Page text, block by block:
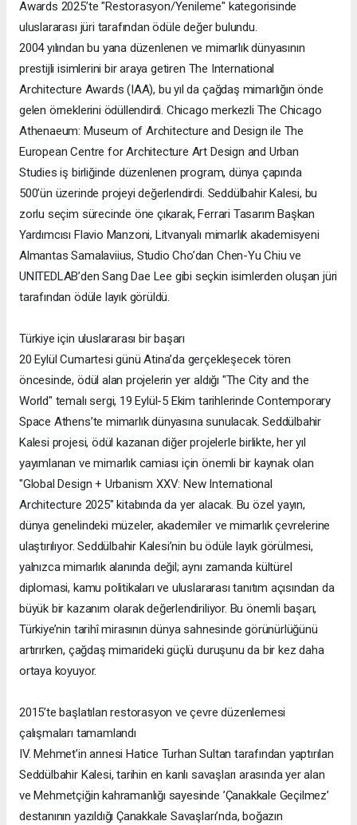
Awards 2025’te "Restorasyon/Yenileme" kategorisinde
uluslararası jüri tarafından ödüle değer bulundu.
2004 yılından bu yana düzenlenen ve mimarlık dünyasının
prestijli isimlerini bir araya getiren The International
Architecture Awards (IAA), bu yıl da çağdaş mimarlığın önde
gelen örneklerini ödüllendirdi. Chicago merkezli The Chicago
Athenaeum: Museum of Architecture and Design ile The
European Centre for Architecture Art Design and Urban
Studies iş birliğinde düzenlenen program, dünya çapında
500’ün üzerinde projeyi değerlendirdi. Seddülbahir Kalesi, bu
zorlu seçim sürecinde öne çıkarak, Ferrari Tasarım Başkan
Yardımcısı Flavio Manzoni, Litvanyalı mimarlık akademisyeni
Almantas Samalaviius, Studio Cho’dan Chen-Yu Chiu ve
UNITEDLAB’den Sang Dae Lee gibi seçkin isimlerden oluşan jüri
tarafından ödüle layık görüldü.
Türkiye için uluslararası bir başarı
20 Eylül Cumartesi günü Atina’da gerçekleşecek tören
öncesinde, ödül alan projelerin yer aldığı "The City and the
World" temalı sergi, 19 Eylül-5 Ekim tarihlerinde Contemporary
Space Athens’te mimarlık dünyasına sunulacak. Seddülbahir
Kalesi projesi, ödül kazanan diğer projelerle birlikte, her yıl
yayımlanan ve mimarlık camiası için önemli bir kaynak olan
"Global Design + Urbanism XXV: New International
Architecture 2025" kitabında da yer alacak. Bu özel yayın,
dünya genelindeki müzeler, akademiler ve mimarlık çevrelerine
ulaştırılıyor. Seddülbahir Kalesi’nin bu ödüle layık görülmesi,
yalnızca mimarlık alanında değil; aynı zamanda kültürel
diplomasi, kamu politikaları ve uluslararası tanıtım açısından da
büyük bir kazanım olarak değerlendiriliyor. Bu önemli başarı,
Türkiye’nin tarihî mirasının dünya sahnesinde görünürlüğünü
artırırken, çağdaş mimarideki güçlü duruşunu da bir kez daha
ortaya koyuyor.
2015’te başlatılan restorasyon ve çevre düzenlemesi
çalışmaları tamamlandı
IV. Mehmet’in annesi Hatice Turhan Sultan tarafından yaptırılan
Seddülbahir Kalesi, tarihin en kanlı savaşları arasında yer alan
ve Mehmetçiğin kahramanlığı sayesinde ’Çanakkale Geçilmez’
destanının yazıldığı Çanakkale Savaşları’nda, boğazın